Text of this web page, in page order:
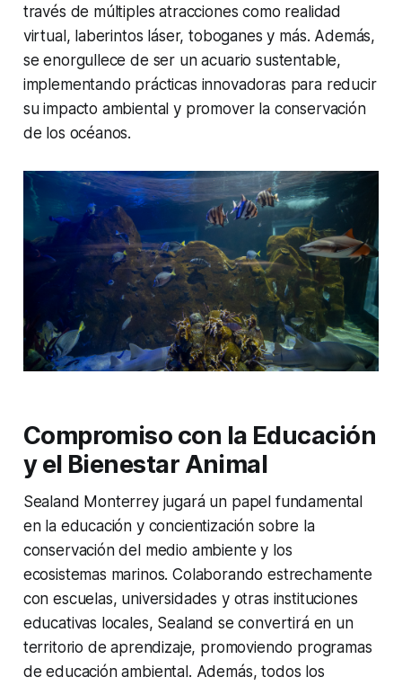
través de múltiples atracciones como realidad
virtual, laberintos láser, toboganes y más. Además,
se enorgullece de ser un acuario sustentable,
implementando prácticas innovadoras para reducir
su impacto ambiental y promover la conservación
de los océanos.
Compromiso con la Educación
y el Bienestar Animal
Sealand Monterrey jugará un papel fundamental
en la educación y concientización sobre la
conservación del medio ambiente y los
ecosistemas marinos. Colaborando estrechamente
con escuelas, universidades y otras instituciones
educativas locales, Sealand se convertirá en un
territorio de aprendizaje, promoviendo programas
de educación ambiental. Además, todos los